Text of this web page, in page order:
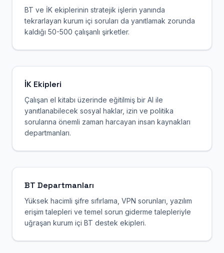
BT ve İK ekiplerinin stratejik işlerin yanında
tekrarlayan kurum içi soruları da yanıtlamak zorunda
kaldığı 50-500 çalışanlı şirketler.
İK Ekipleri
Çalışan el kitabı üzerinde eğitilmiş bir AI ile
yanıtlanabilecek sosyal haklar, izin ve politika
sorularına önemli zaman harcayan insan kaynakları
departmanları.
BT Departmanları
Yüksek hacimli şifre sıfırlama, VPN sorunları, yazılım
erişim talepleri ve temel sorun giderme talepleriyle
uğraşan kurum içi BT destek ekipleri.